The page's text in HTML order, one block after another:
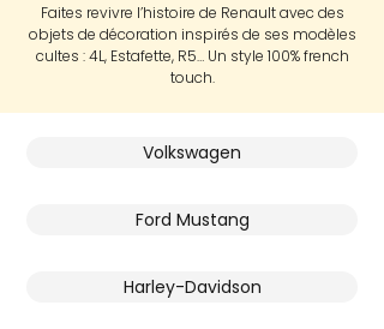
Faites revivre l’histoire de Renault avec des
objets de décoration inspirés de ses modèles
cultes : 4L, Estafette, R5… Un style 100% french
touch.
Volkswagen
Ford Mustang
Harley-Davidson